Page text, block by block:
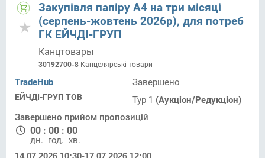
Закупівля папіру А4 на три місяці
(серпень-жовтень 2026р), для потреб
ГК ЕЙЧДІ-ГРУП
Канцтовары
30192700-8 Канцелярські товари
TradeHub
ЕЙЧДІ-ГРУП ТОВ
Завершено
Тур 1 (Аукціон/Редукціон)
Завершено прийом пропозицій
00 : 00 : 00
дн. год. хв.